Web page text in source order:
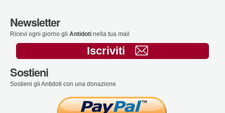
Newsletter
Ricevi ogni giorno gli Antidoti nella tua mail
Iscriviti
Sostieni
Sostieni gli Antidoti con una donazione